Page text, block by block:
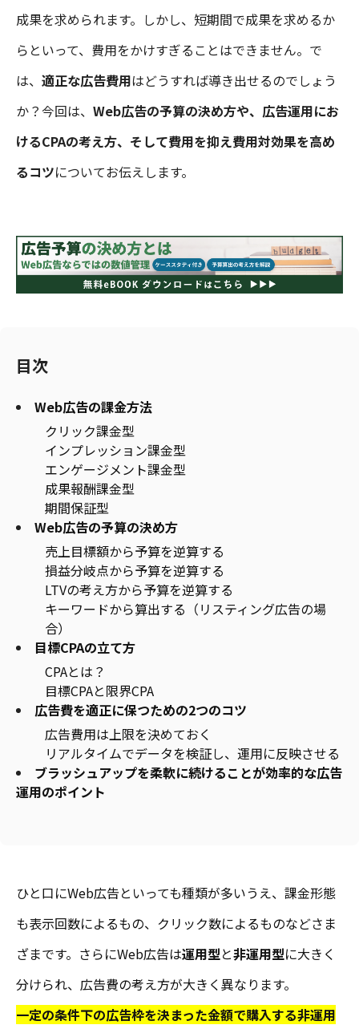
成果を求められます。しかし、短期間で成果を求めるか
らといって、費用をかけすぎることはできません。で
は、 適正な広告費用はどうすれば導き出せるのでしょう
か？今回は、 Web広告の予算の決め方や、広告運用にお
けるCPAの考え方、そして費用を抑え費用対効果を高め
るコツについてお伝えします。
目次
Web広告の課金方法
クリック課金型
インプレッション課金型
エンゲージメント課金型
成果報酬課金型
期間保証型
Web広告の予算の決め方
売上目標額から予算を逆算する
損益分岐点から予算を逆算する
LTVの考え方から予算を逆算する
キーワードから算出する（リスティング広告の場
合）
目標CPAの立て方
CPAとは？
目標CPAと限界CPA
広告費を適正に保つための2つのコツ
広告費用は上限を決めておく
リアルタイムでデータを検証し、運用に反映させる
ブラッシュアップを柔軟に続けることが効率的な広告
運用のポイント
ひと口にWeb広告といっても種類が多いうえ、課金形態
も表示回数によるもの、クリック数によるものなどさま
ざまです。さらにWeb広告は運用型と非運用型に大きく
分けられ、広告費の考え方が大きく異なります。
一定の条件下の広告枠を決まった金額で購入する非運用